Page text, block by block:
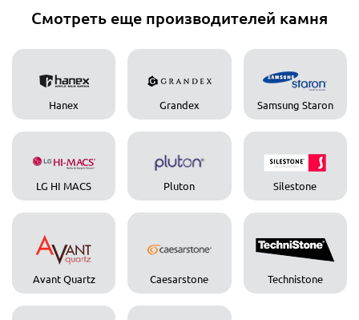
Смотреть еще производителей камня
Hanex Grandex Samsung Staron
LG HI MACS Pluton Silestone
Avant Quartz Caesarstone Technistone